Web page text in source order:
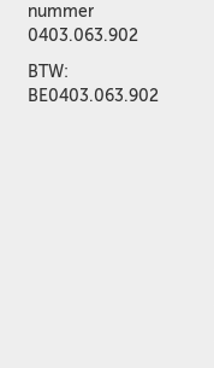
nummer
0403.063.902
BTW:
BE0403.063.902